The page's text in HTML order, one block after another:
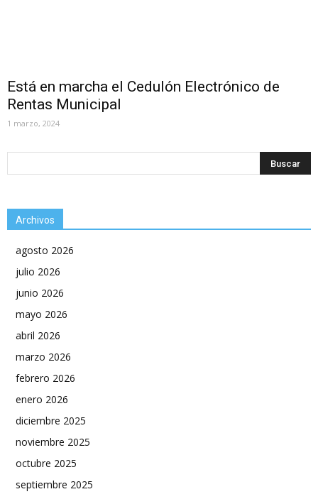
Está en marcha el Cedulón Electrónico de
Rentas Municipal
1 marzo, 2024
Archivos
agosto 2026
julio 2026
junio 2026
mayo 2026
abril 2026
marzo 2026
febrero 2026
enero 2026
diciembre 2025
noviembre 2025
octubre 2025
septiembre 2025